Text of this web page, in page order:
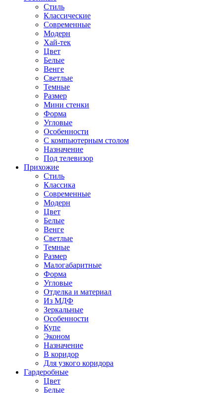
Стиль
Классические
Современные
Модерн
Хай-тек
Цвет
Белые
Венге
Светлые
Темные
Размер
Мини стенки
Форма
Угловые
Особенности
С компьютерным столом
Назначение
Под телевизор
Прихожие
Стиль
Классика
Современные
Модерн
Цвет
Белые
Венге
Светлые
Темные
Размер
Малогабаритные
Форма
Угловые
Отделка и материал
Из МДФ
Зеркальные
Особенности
Купе
Эконом
Назначение
В коридор
Для узкого коридора
Гардеробные
Цвет
Белые